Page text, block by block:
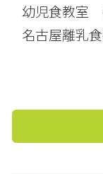
幼児食教室
名古屋離乳